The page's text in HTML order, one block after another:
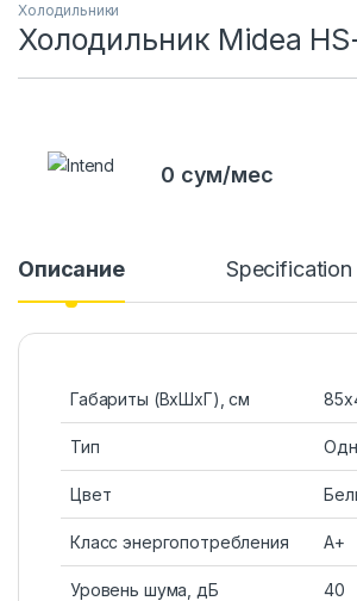
Холодильники
Холодильник Midea
0 сум/мес
Описание Specification
Габариты (ВxШxГ), см
Тип
Цвет
Класс энергопотребления A+
Уровень шума, дБ 40